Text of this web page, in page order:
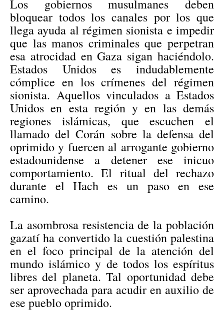
Los gobiernos musulmanes deben
bloquear todos los canales por los que
llega ayuda al régimen sionista e impedir
que las manos criminales que perpetran
esa atrocidad en Gaza sigan haciéndolo.
Estados Unidos es indudablemente
cómplice en los crímenes del régimen
sionista. Aquellos vinculados a Estados
Unidos en esta región y en las demás
regiones islámicas, que escuchen el
llamado del Corán sobre la defensa del
oprimido y fuercen al arrogante gobierno
estadounidense a detener ese inicuo
comportamiento. El ritual del rechazo
durante el Hach es un paso en ese
camino.
La asombrosa resistencia de la población
gazatí ha convertido la cuestión palestina
en el foco principal de la atención del
mundo islámico y de todos los espíritus
libres del planeta. Tal oportunidad debe
ser aprovechada para acudir en auxilio de
ese pueblo oprimido.